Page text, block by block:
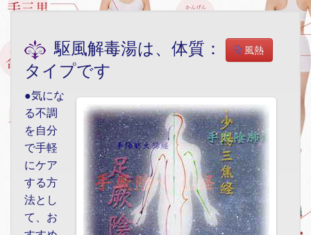
駆風解毒湯は、体質： 風熱
タイプです
●気にな
る不調
を自分
で手軽
にケア
する方
法とし
て、お